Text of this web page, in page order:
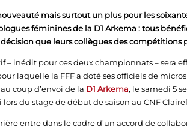
mais surtout un plus pour les
féminines de la D1 Arkema : tous
décision que leurs collègues des compétitions
– inédit pour ces deux championnats – sera
laquelle la FFF a doté ses officiels de
coup d’envoi de la D1 Arkema, le samedi 5
du stage de début de saison au CNF
entre dans le cadre d’un accord de